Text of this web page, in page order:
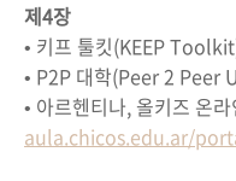
제4장
• 키프 툴킷(KEEP
• P2P 대학(Peer 2 Peer
• 아르헨티나, 올키즈 온
aula.chicos.edu.ar/